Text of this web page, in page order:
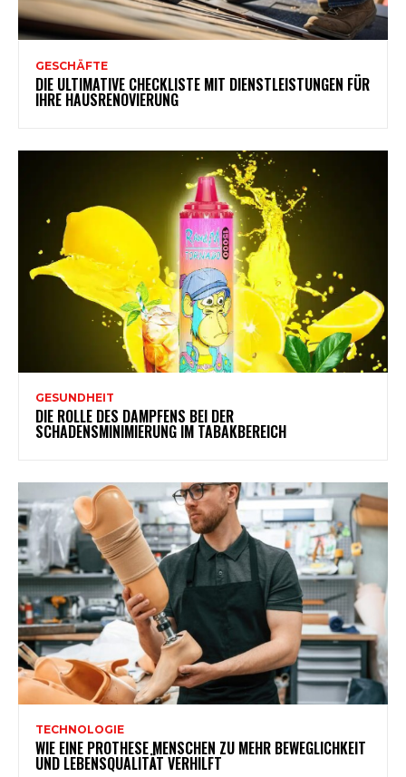
GESCHÄFTE
DIE ULTIMATIVE CHECKLISTE MIT DIENSTLEISTUNGEN FÜR
IHRE HAUSRENOVIERUNG
GESUNDHEIT
DIE ROLLE DES DAMPFENS BEI DER
SCHADENSMINIMIERUNG IM TABAKBEREICH
TECHNOLOGIE
WIE EINE PROTHESE MENSCHEN ZU MEHR BEWEGLICHKEIT
UND LEBENSQUALITÄT VERHILFT